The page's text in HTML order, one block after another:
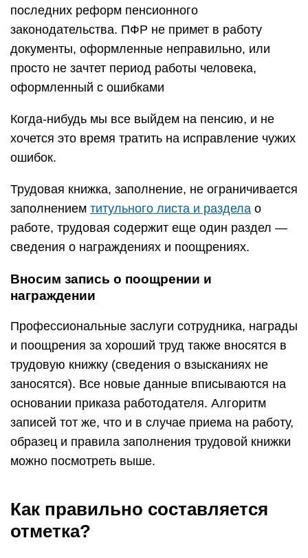
последних реформ пенсионного
законодательства. ПФР не примет в работу
документы, оформленные неправильно, или
просто не зачтет период работы человека,
оформленный с ошибками
Когда-нибудь мы все выйдем на пенсию, и не
хочется это время тратить на исправление чужих
ошибок.
Трудовая книжка, заполнение, не ограничивается
заполнением титульного листа и раздела о
работе, трудовая содержит еще один раздел —
сведения о награждениях и поощрениях.
Вносим запись о поощрении и
награждении
Профессиональные заслуги сотрудника, награды
и поощрения за хороший труд также вносятся в
трудовую книжку (сведения о взысканиях не
заносятся). Все новые данные вписываются на
основании приказа работодателя. Алгоритм
записей тот же, что и в случае приема на работу,
образец и правила заполнения трудовой книжки
можно посмотреть выше.
Как правильно составляется
отметка?